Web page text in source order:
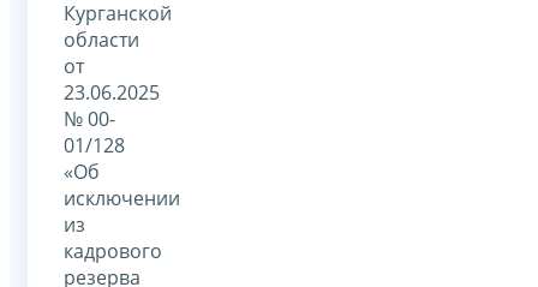
Курганской
области
от
23.06.2025
№ 00-
01/128
«Об
исключении
из
кадрового
резерва